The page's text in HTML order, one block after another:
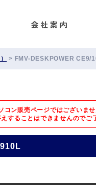
> FMV-DESKPOWER
コン販売ページではございま
することはできませんのでご